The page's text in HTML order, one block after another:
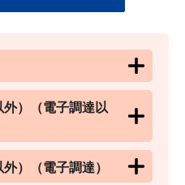
外）（電子調達以
）（電子調達）